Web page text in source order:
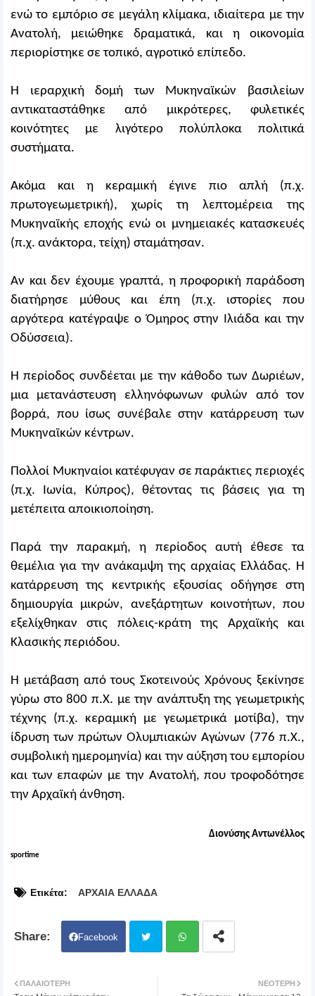
ενώ το εμπόριο σε μεγάλη κλίμακα, ιδιαίτερα με την
Ανατολή, μειώθηκε δραματικά, και η οικονομία
περιορίστηκε σε τοπικό, αγροτικό επίπεδο.
Η ιεραρχική δομή των Μυκηναϊκών βασιλείων
αντικαταστάθηκε από μικρότερες, φυλετικές
κοινότητες με λιγότερο πολύπλοκα πολιτικά
συστήματα.
Ακόμα και η κεραμική έγινε πιο απλή (π.χ.
πρωτογεωμετρική), χωρίς τη λεπτομέρεια της
Μυκηναϊκής εποχής ενώ οι μνημειακές κατασκευές
(π.χ. ανάκτορα, τείχη) σταμάτησαν.
Αν και δεν έχουμε γραπτά, η προφορική παράδοση
διατήρησε μύθους και έπη (π.χ. ιστορίες που
αργότερα κατέγραψε ο Όμηρος στην Ιλιάδα και την
Οδύσσεια).
Η περίοδος συνδέεται με την κάθοδο των Δωριέων,
μια μετανάστευση ελληνόφωνων φυλών από τον
βορρά, που ίσως συνέβαλε στην κατάρρευση των
Μυκηναϊκών κέντρων.
Πολλοί Μυκηναίοι κατέφυγαν σε παράκτιες περιοχές
(π.χ. Ιωνία, Κύπρος), θέτοντας τις βάσεις για τη
μετέπειτα αποικιοποίηση.
Παρά την παρακμή, η περίοδος αυτή έθεσε τα
θεμέλια για την ανάκαμψη της αρχαίας Ελλάδας. Η
κατάρρευση της κεντρικής εξουσίας οδήγησε στη
δημιουργία μικρών, ανεξάρτητων κοινοτήτων, που
εξελίχθηκαν στις πόλεις-κράτη της Αρχαϊκής και
Κλασικής περιόδου.
Η μετάβαση από τους Σκοτεινούς Χρόνους ξεκίνησε
γύρω στο 800 π.Χ. με την ανάπτυξη της γεωμετρικής
τέχνης (π.χ. κεραμική με γεωμετρικά μοτίβα), την
ίδρυση των πρώτων Ολυμπιακών Αγώνων (776 π.Χ.,
συμβολική ημερομηνία) και την αύξηση του εμπορίου
και των επαφών με την Ανατολή, που τροφοδότησε
την Αρχαϊκή άνθηση.
Διονύσης Αντωνέλλος
sportime
Ετικέτα: ΑΡΧΑΙΑ ΕΛΛΑΔΑ
Facebook
ΝΕΌΤΕΡΗ
ΠΑΛΑΙΌΤΕΡΗ